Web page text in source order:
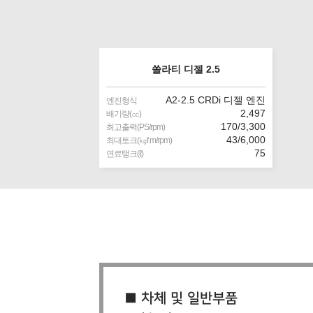
쏠라티 디젤 2.5
엔진형식 A2-2.5 CRDi 디젤 엔진
배기량(㏄) 2,497
최고출력(PS/rpm) 170/3,300
최대토크(㎏f.m/rpm) 43/6,000
연료탱크(ℓ) 75
■ 차체 및 일반부품